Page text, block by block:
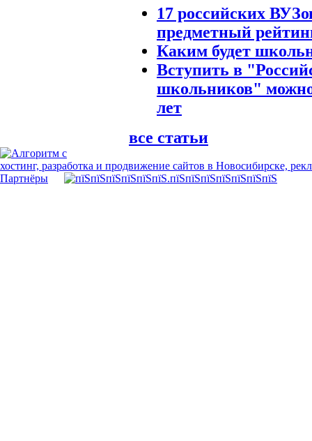
17 российских
предметный
Каким будет
Вступить в
школьников" можно
лет
все статьи
хостинг, разработка и продвижение сайтов в Новосибирске,
Партнёры